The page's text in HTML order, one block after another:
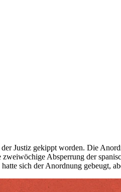
Justiz gekippt worden. Die
Absperrung der
sich der Anordnung gebeugt,